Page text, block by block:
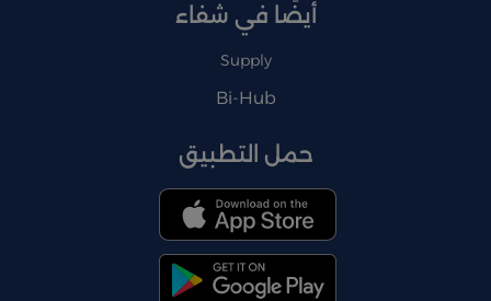
أيضًا في شفاء
Supply
Bi-Hub
حمل التطبيق